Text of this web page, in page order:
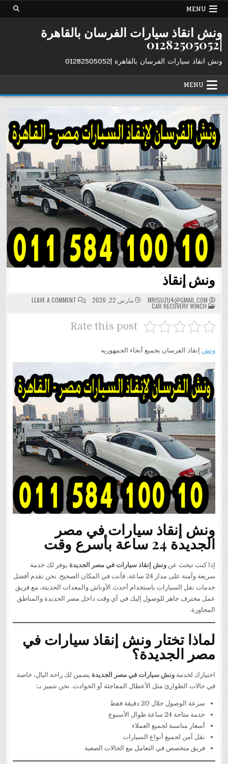
Skip
MENU
ونش انقاذ سيارات الفرسان بالقاهرة
|01282505052
ونش انقاذ سيارات الفرسان بالقاهرة |01282505052
MENU
ونش إنقاذ
MRISUZU4@GMAIL.COM مارس 22, 2026 LEAVE A COMMENT
ON
ونش
إنقاذ
POSTED
IN
CAR RECOVERY WINCH
Rate this post
ونش إنقاذ الفرسان بجميع أنحاء الجمهوريه
ونش إنقاذ سيارات في مصر
الجديدة 24 ساعة بأسرع وقت
إذا كنت تبحث عنونش إنقاذ سيارات في مصر الجديدة يوفر لك خدمة
سريعة وآمنة على مدار 24 ساعة، فأنت في المكان الصحيح. نحن نقدم أفضل
خدمات نقل السيارات باستخدام أحدث الأوناش والمعدات الحديثة، مع فريق
عمل محترف جاهز للوصول إليك في أي وقت داخل مصر الجديدة والمناطق
المجاورة.
لماذا تختار ونش إنقاذ سيارات في
مصر الجديدة؟
اختيارك لخدمةونش سيارات في مصر الجديدة يضمن لك راحة البال، خاصة
في حالات الطوارئ مثل الأعطال المفاجئة أو الحوادث. نحن نتميز بـ:
سرعة الوصول خلال 20 دقيقة فقط
خدمة متاحة 24 ساعة طوال الأسبوع
أسعار مناسبة لجميع العملاء
نقل آمن لجميع أنواع السيارات
فريق متخصص في التعامل مع الحالات الصعبة